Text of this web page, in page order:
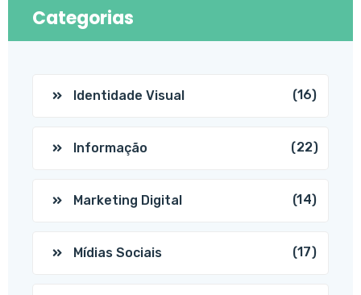
Categorias
Identidade Visual (16)
Informação (22)
Marketing Digital (14)
Mídias Sociais (17)